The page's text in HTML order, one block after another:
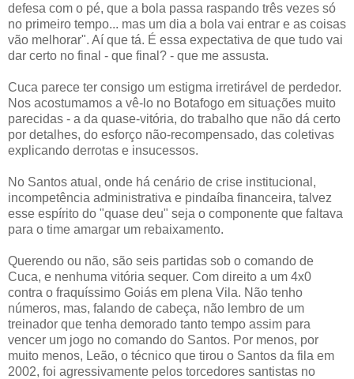
defesa com o pé, que a bola passa raspando três vezes só
no primeiro tempo... mas um dia a bola vai entrar e as coisas
vão melhorar". Aí que tá. É essa expectativa de que tudo vai
dar certo no final - que final? - que me assusta.
Cuca parece ter consigo um estigma irretirável de perdedor.
Nos acostumamos a vê-lo no Botafogo em situações muito
parecidas - a da quase-vitória, do trabalho que não dá certo
por detalhes, do esforço não-recompensado, das coletivas
explicando derrotas e insucessos.
No Santos atual, onde há cenário de crise institucional,
incompetência administrativa e pindaíba financeira, talvez
esse espírito do "quase deu" seja o componente que faltava
para o time amargar um rebaixamento.
Querendo ou não, são seis partidas sob o comando de
Cuca, e nenhuma vitória sequer. Com direito a um 4x0
contra o fraquíssimo Goiás em plena Vila. Não tenho
números, mas, falando de cabeça, não lembro de um
treinador que tenha demorado tanto tempo assim para
vencer um jogo no comando do Santos. Por menos, por
muito menos, Leão, o técnico que tirou o Santos da fila em
2002, foi agressivamente pelos torcedores santistas no